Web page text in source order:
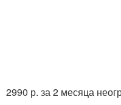
2990 р. за 2 месяца